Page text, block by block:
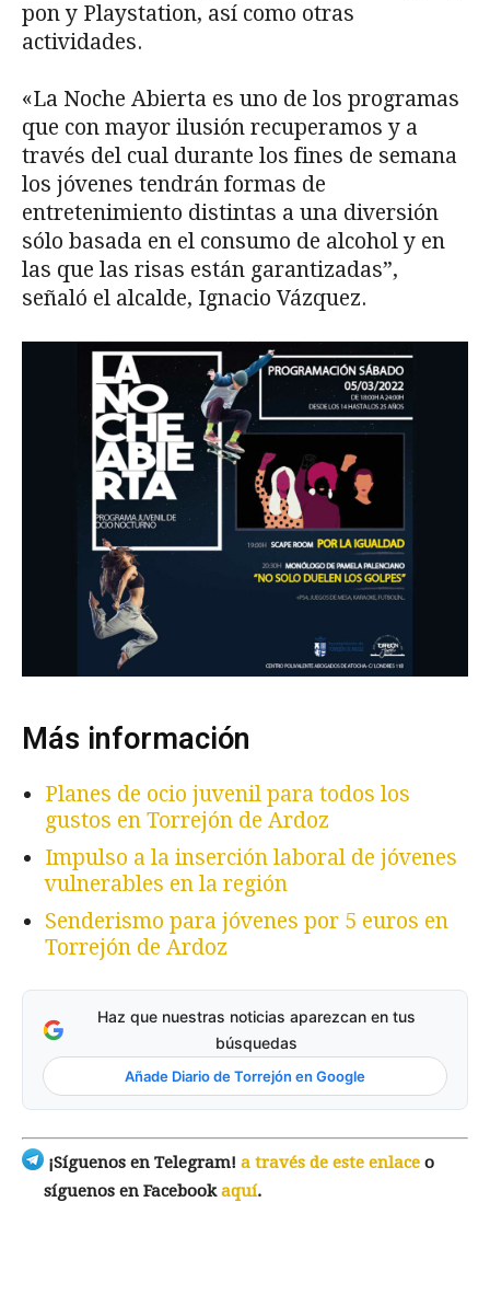
pon y Playstation, así como otras
actividades.
«La Noche Abierta es uno de los programas
que con mayor ilusión recuperamos y a
través del cual durante los fines de semana
los jóvenes tendrán formas de
entretenimiento distintas a una diversión
sólo basada en el consumo de alcohol y en
las que las risas están garantizadas”,
señaló el alcalde, Ignacio Vázquez.
Más información
Planes de ocio juvenil para todos los
gustos en Torrejón de Ardoz
Impulso a la inserción laboral de jóvenes
vulnerables en la región
Senderismo para jóvenes por 5 euros en
Torrejón de Ardoz
Haz que nuestras noticias aparezcan en tus
búsquedas
Añade Diario de Torrejón en Google
¡Síguenos en Telegram! a través de este enlace o
síguenos en Facebookaquí.